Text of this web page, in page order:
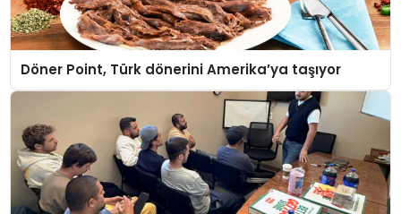
Döner Point, Türk dönerini Amerika’ya taşıyor